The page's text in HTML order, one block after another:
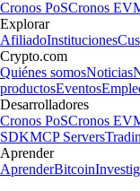
Cronos PoSCronos
Explorar
AfiliadoInstituciones
Crypto.com
Quiénes somosNoticias
productosEventos
Desarrolladores
Cronos PoSCronos
SDKMCP Servers
Aprender
AprenderBitcoin